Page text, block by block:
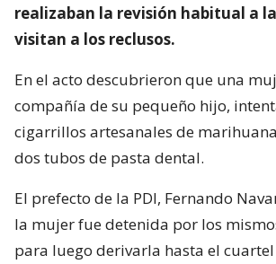
realizaban la revisión habitual a
visitan a los reclusos.
En el acto descubrieron que una
compañía de su pequeño hijo,
cigarrillos artesanales de
dos tubos de pasta dental.
El prefecto de la PDI, Fernando
la mujer fue detenida por los
para luego derivarla hasta el